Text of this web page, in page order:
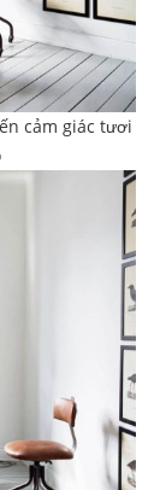
cảm giác tươi